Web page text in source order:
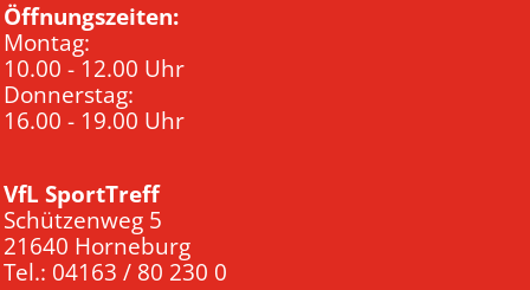
Öffnungszeiten:
Montag:
10.00 - 12.00 Uhr
Donnerstag:
16.00 - 19.00 Uhr
VfL SportTreff
Schützenweg 5
21640 Horneburg
Tel.: 04163 / 80 230 0